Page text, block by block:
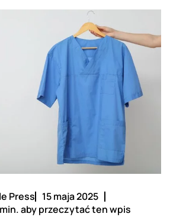
Press
15 maja 2025
aby przeczytać ten wpis